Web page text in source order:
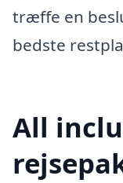
træffe en
bedste
All